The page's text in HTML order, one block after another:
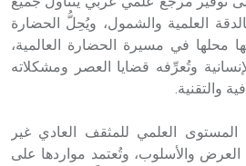
العلمية والشمول، ويُحِلُّ الحضارة
محلها في مسيرة الحضارة العالمية،
وتُعرِّفه قضايا العصر ومشكلاته
والتقنية.
المستوى العلمي للمثقف العادي غير
والأسلوب، وتُعتمد مواردها على